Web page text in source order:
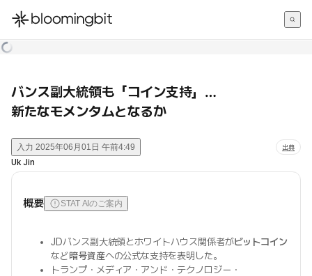
한국어
バンス副大統領も「コイン支持」…
新たなモメンタムとなるか
入力 2025年06月01日 午前4:49 出典
Uk Jin
概要 STAT AIのご案内
JDバンス副大統領とホワイトハウス関係者がビットコイン
など暗号資産への公式な支持を表明した。
トランプ・メディア・アンド・テクノロジー・